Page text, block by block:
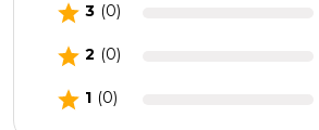
3 (0)
2 (0)
1 (0)